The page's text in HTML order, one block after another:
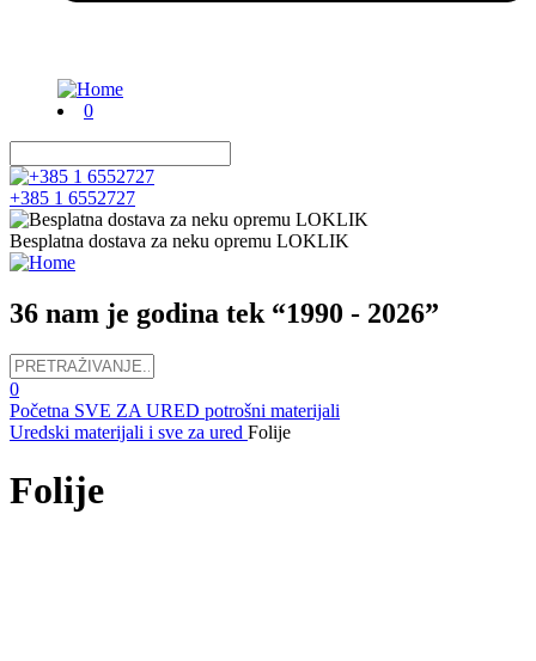
0
+385 1 6552727
Besplatna dostava za neku opremu LOKLIK
36 nam je godina tek “1990 - 2026”
0
Početna SVE ZA URED potrošni materijali
Uredski materijali i sve za ured Folije
Folije